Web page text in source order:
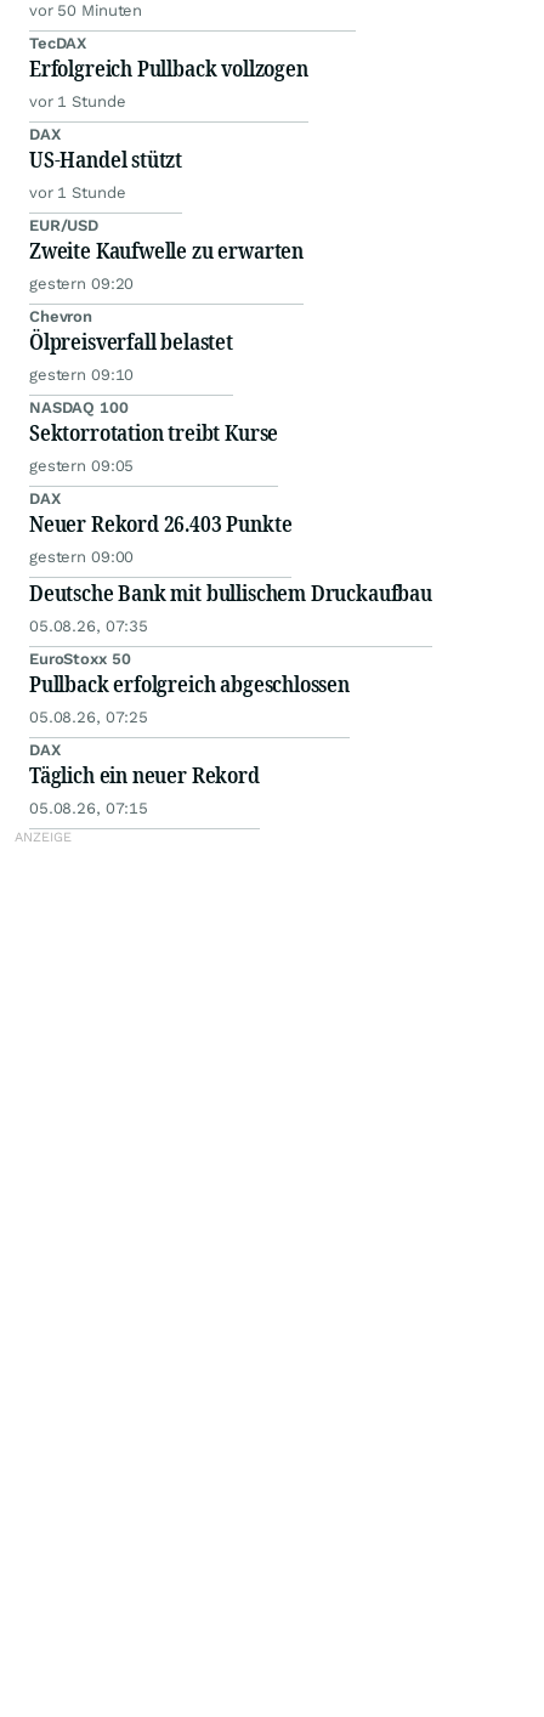
vor 50 Minuten
TecDAX
Erfolgreich Pullback vollzogen
vor 1 Stunde
DAX
US-Handel stützt
vor 1 Stunde
EUR/USD
Zweite Kaufwelle zu erwarten
gestern 09:20
Chevron
Ölpreisverfall belastet
gestern 09:10
NASDAQ 100
Sektorrotation treibt Kurse
gestern 09:05
DAX
Neuer Rekord 26.403 Punkte
gestern 09:00
Deutsche Bank mit bullischem Druckaufbau
05.08.26, 07:35
EuroStoxx 50
Pullback erfolgreich abgeschlossen
05.08.26, 07:25
DAX
Täglich ein neuer Rekord
05.08.26, 07:15